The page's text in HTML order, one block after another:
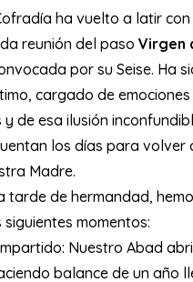
ha vuelto a latir
reunión del paso Virgen
por su Seise. Ha
cargado de emociones
de esa ilusión
los días para volver
Madre.
tarde de hermandad,
momentos:
Nuestro Abad
balance de un año